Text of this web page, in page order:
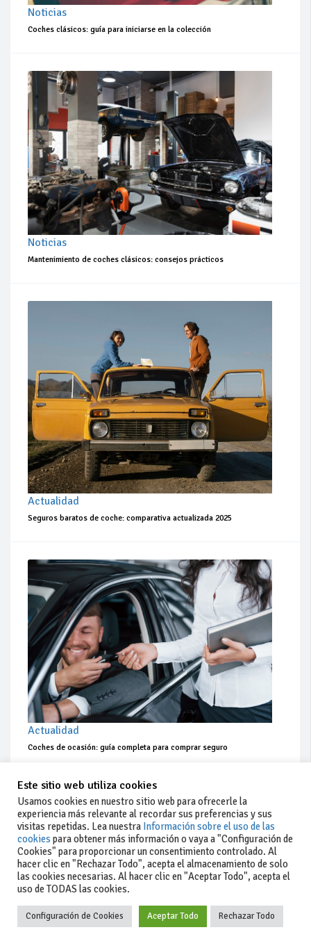
Noticias
Coches clásicos: guía para iniciarse en la colección
Noticias
Mantenimiento de coches clásicos: consejos prácticos
Actualidad
Seguros baratos de coche: comparativa actualizada 2025
Actualidad
Coches de ocasión: guía completa para comprar seguro
Este sitio web utiliza cookies
Usamos cookies en nuestro sitio web para ofrecerle la
experiencia más relevante al recordar sus preferencias y sus
visitas repetidas. Lea nuestra Información sobre el uso de las
cookies para obtener más información o vaya a "Configuración de
Cookies" para proporcionar un consentimiento controlado. Al
hacer clic en "Rechazar Todo", acepta el almacenamiento de solo
las cookies necesarias. Al hacer clic en "Aceptar Todo", acepta el
uso de TODAS las cookies.
Configuración de Cookies Aceptar Todo Rechazar Todo